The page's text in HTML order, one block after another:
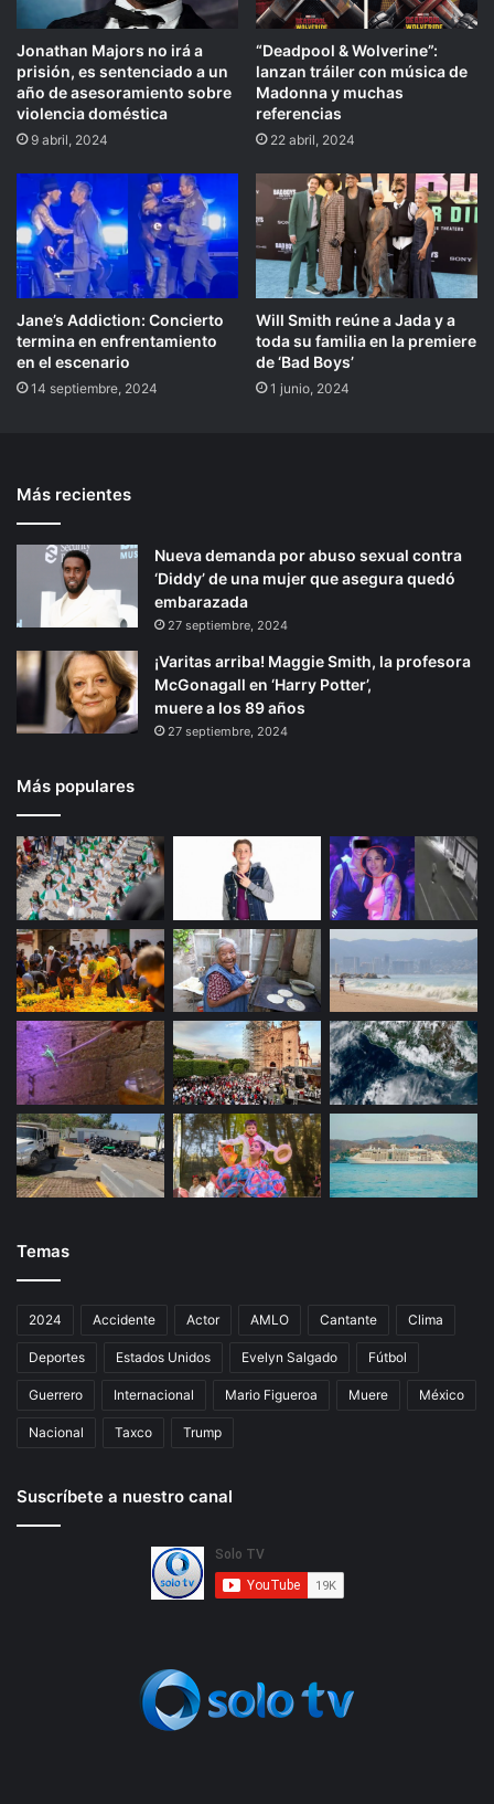
Jonathan Majors no irá a
prisión, es sentenciado a un
año de asesoramiento sobre
violencia doméstica
9 abril, 2024
“Deadpool & Wolverine”:
lanzan tráiler con música de
Madonna y muchas
referencias
22 abril, 2024
Jane’s Addiction: Concierto
termina en enfrentamiento
en el escenario
14 septiembre, 2024
Will Smith reúne a Jada y a
toda su familia en la premiere
de ‘Bad Boys’
1 junio, 2024
Más recientes
Nueva demanda por abuso sexual contra
‘Diddy’ de una mujer que asegura quedó
embarazada
27 septiembre, 2024
¡Varitas arriba! Maggie Smith, la profesora
McGonagall en ‘Harry Potter’,
muere a los 89 años
27 septiembre, 2024
Más populares
Temas
2024 Accidente Actor AMLO Cantante Clima
Deportes Estados Unidos Evelyn Salgado Fútbol
Guerrero Internacional Mario Figueroa Muere México
Nacional Taxco Trump
Suscríbete a nuestro canal